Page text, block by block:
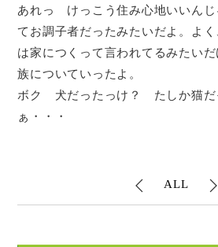
あれっ けっこう住み心地いいんじ
てお調子者だったみたいだよ。よ
は家につくって言われてるみたい
族についていったよ。
ボク 犬だったっけ？ たしか猫だ
ぁ・・・
ALL